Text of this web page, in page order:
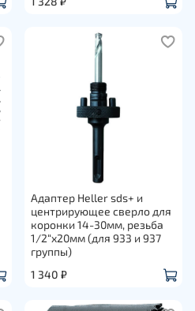
Адаптер Heller sds+ и
центрирующее сверло для
коронки 14-30мм, резьба
1/2“x20мм (для 933 и 937
группы)
1 340 ₽